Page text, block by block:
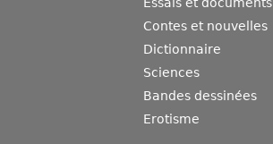
Essais et documents
Contes et nouvelles
Dictionnaire
Sciences
Bandes dessinées
Erotisme